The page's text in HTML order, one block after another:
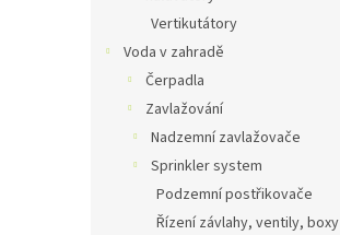
Vertikutátory
Voda v zahradě
Čerpadla
Zavlažování
Nadzemní zavlažovače
Sprinkler system
Podzemní postřikovače
Řízení závlahy, ventily, boxy